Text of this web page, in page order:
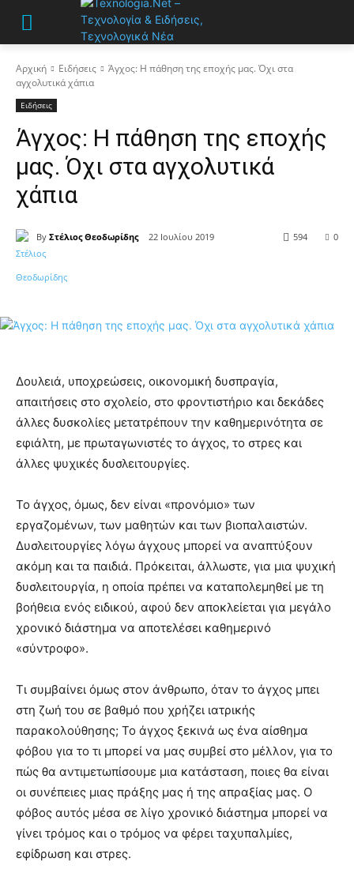
Αρχική Ειδήσεις
Άγχος: Η πάθηση της εποχής μας. Όχι στα
αγχολυτικά χάπια
Ειδήσεις
Άγχος: Η πάθηση της εποχής
μας. Όχι στα αγχολυτικά
χάπια
By Στέλιος Θεοδωρίδης 22 Ιουλίου 2019 0
594
Δουλειά, υποχρεώσεις, οικονομική δυσπραγία,
απαιτήσεις στο σχολείο, στο φροντιστήριο και δεκάδες
άλλες δυσκολίες μετατρέπουν την καθημερινότητα σε
εφιάλτη, με πρωταγωνιστές το άγχος, το στρες και
άλλες ψυχικές δυσλειτουργίες.
Το άγχος, όμως, δεν είναι «προνόμιο» των
εργαζομένων, των μαθητών και των βιοπαλαιστών.
Δυσλειτουργίες λόγω άγχους μπορεί να αναπτύξουν
ακόμη και τα παιδιά. Πρόκειται, άλλωστε, για μια ψυχική
δυσλειτουργία, η οποία πρέπει να καταπολεμηθεί με τη
βοήθεια ενός ειδικού, αφού δεν αποκλείεται για μεγάλο
χρονικό διάστημα να αποτελέσει καθημερινό
«σύντροφο».
Τι συμβαίνει όμως στον άνθρωπο, όταν το άγχος μπει
στη ζωή του σε βαθμό που χρήζει ιατρικής
παρακολούθησης; Το άγχος ξεκινά ως ένα αίσθημα
φόβου για το τι μπορεί να μας συμβεί στο μέλλον, για το
πώς θα αντιμετωπίσουμε μια κατάσταση, ποιες θα είναι
οι συνέπειες μιας πράξης μας ή της απραξίας μας. Ο
φόβος αυτός μέσα σε λίγο χρονικό διάστημα μπορεί να
γίνει τρόμος και ο τρόμος να φέρει ταχυπαλμίες,
εφίδρωση και στρες.